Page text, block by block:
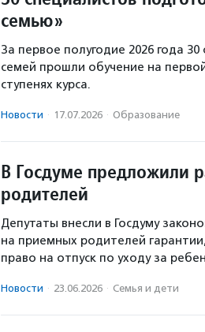
семью»
За первое полугодие 2026 года
семей прошли обучение на
ступенях курса.
Новости · 17.07.2026 · Образование
В Госдуме предложили
родителей
Депутаты внесли в Госдуму
на приемных родителей
право на отпуск по уходу за
Новости · 23.06.2026 · Семья и дети